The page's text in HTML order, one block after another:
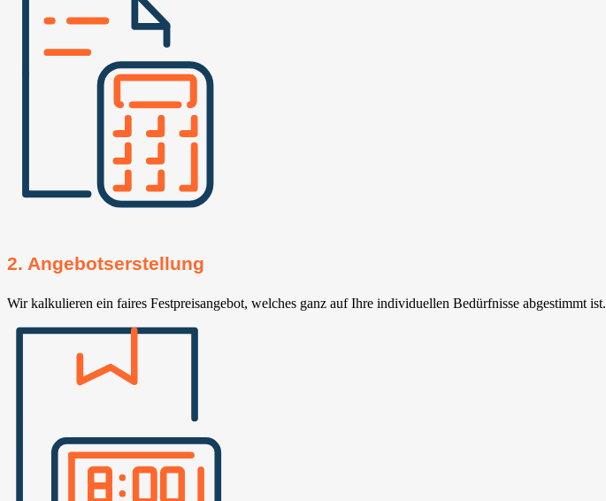
2. Angebotserstellung
Wir kalkulieren ein faires Festpreisangebot, welches ganz auf Ihre individuellen Bedürfnisse abgestimmt ist.